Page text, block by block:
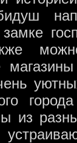
из